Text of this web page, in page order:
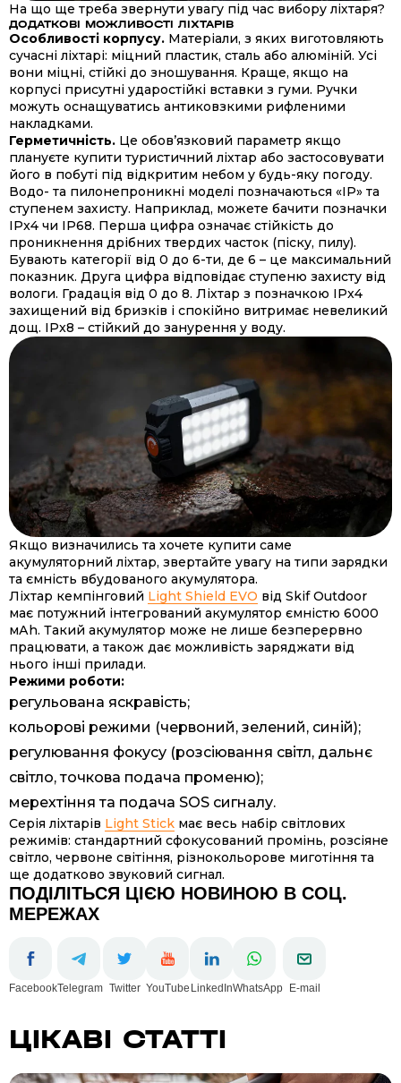
На що ще треба звернути увагу під час вибору ліхтаря?
ДОДАТКОВІ МОЖЛИВОСТІ ЛІХТАРІВ
Особливості корпусу. Матеріали, з яких виготовляють
сучасні ліхтарі: міцний пластик, сталь або алюміній. Усі
вони міцні, стійкі до зношування. Краще, якщо на
корпусі присутні ударостійкі вставки з гуми. Ручки
можуть оснащуватись антиковзкими рифленими
накладками.
Герметичність. Це обов’язковий параметр якщо
плануєте купити туристичний ліхтар або застосовувати
його в побуті під відкритим небом у будь-яку погоду.
Водо- та пилонепроникні моделі позначаються «IP» та
ступенем захисту. Наприклад, можете бачити позначки
IPx4 чи IP68. Перша цифра означає стійкість до
проникнення дрібних твердих часток (піску, пилу).
Бувають категорії від 0 до 6-ти, де 6 – це максимальний
показник. Друга цифра відповідає ступеню захисту від
вологи. Градація від 0 до 8. Ліхтар з позначкою IPx4
захищений від бризків і спокійно витримає невеликий
дощ. IPx8 – стійкий до занурення у воду.
Якщо визначились та хочете купити саме
акумуляторний ліхтар, звертайте увагу на типи зарядки
та ємність вбудованого акумулятора.
Ліхтар кемпінговий Light Shield EVO від Skif Outdoor
має потужний інтегрований акумулятор ємністю 6000
мАh. Такий акумулятор може не лише безперервно
працювати, а також дає можливість заряджати від
нього інші прилади.
Режими роботи:
регульована яскравість;
кольорові режими (червоний, зелений, синій);
регулювання фокусу (розсіювання світл, дальнє
світло, точкова подача променю);
мерехтіння та подача SOS сигналу.
Серія ліхтарів Light Stick має весь набір світлових
режимів: стандартний сфокусований промінь, розсіяне
світло, червоне світіння, різнокольорове миготіння та
ще додатково звуковий сигнал.
ПОДІЛІТЬСЯ ЦІЄЮ НОВИНОЮ В СОЦ.
МЕРЕЖАХ
FacebookTelegram Twitter YouTube LinkedInWhatsApp E-mail
ЦІКАВІ СТАТТІ